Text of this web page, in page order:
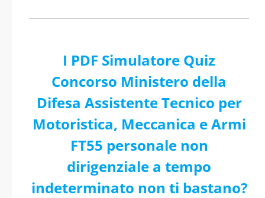
I PDF Simulatore Quiz
Concorso Ministero della
Difesa Assistente Tecnico per
Motoristica, Meccanica e Armi
FT55 personale non
dirigenziale a tempo
indeterminato non ti bastano?